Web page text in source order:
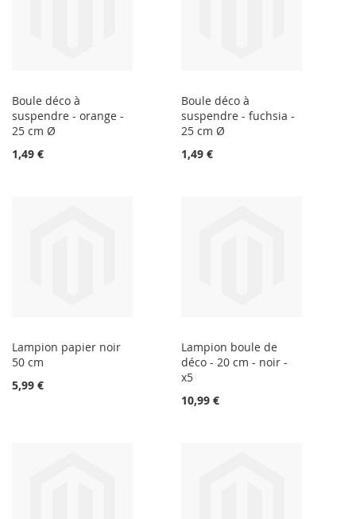
Boule déco à
suspendre - orange -
25 cm Ø
1,49 €
Boule déco à
suspendre - fuchsia -
25 cm Ø
1,49 €
Lampion papier noir
50 cm
5,99 €
Lampion boule de
déco - 20 cm - noir -
x5
10,99 €